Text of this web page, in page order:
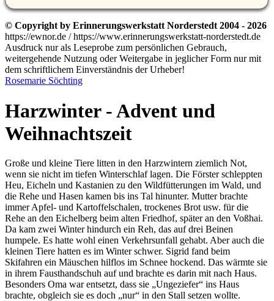
© Copyright by Erinnerungswerkstatt Norderstedt 2004 - 2026
https://ewnor.de / https://www.erinnerungswerkstatt-norderstedt.de
Ausdruck nur als Leseprobe zum persönlichen Gebrauch,
weitergehende Nutzung oder Weitergabe in jeglicher Form nur mit
dem schriftlichem Einverständnis der Urheber!
Rosemarie Söchting
Harzwinter - Advent und
Weihnachtszeit
Große und kleine Tiere litten in den Harzwintern ziemlich Not,
wenn sie nicht im tiefen Winterschlaf lagen. Die Förster schleppten
Heu, Eicheln und Kastanien zu den Wildfütterungen im Wald, und
die Rehe und Hasen kamen bis ins Tal hinunter. Mutter brachte
immer Apfel- und Kartoffelschalen, trockenes Brot usw. für die
Rehe an den Eichelberg beim alten Friedhof, später an den Voßhai.
Da kam zwei Winter hindurch ein Reh, das auf drei Beinen
humpele. Es hatte wohl einen Verkehrsunfall gehabt. Aber auch die
kleinen Tiere hatten es im Winter schwer. Sigrid fand beim
Skifahren ein Mäuschen hilflos im Schnee hockend. Das wärmte sie
in ihrem Fausthandschuh auf und brachte es darin mit nach Haus.
Besonders Oma war entsetzt, dass sie
Ungeziefer
ins Haus
brachte, obgleich sie es doch
nur
in den Stall setzen wollte.